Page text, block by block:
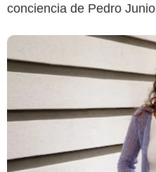
conciencia de Pedro